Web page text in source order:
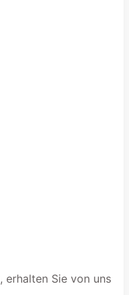
erhalten Sie von uns